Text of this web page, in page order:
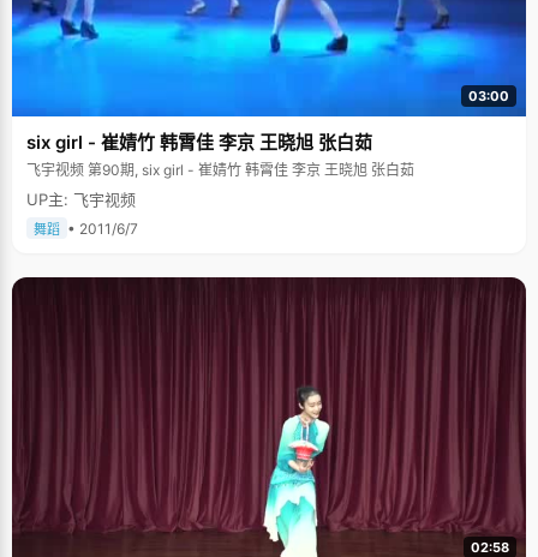
03:00
six girl - 崔婧竹 韩霄佳 李京 王晓旭 张白茹
飞宇视频 第90期, six girl - 崔婧竹 韩霄佳 李京 王晓旭 张白茹
UP主: 飞宇视频
舞蹈 • 2011/6/7
02:58